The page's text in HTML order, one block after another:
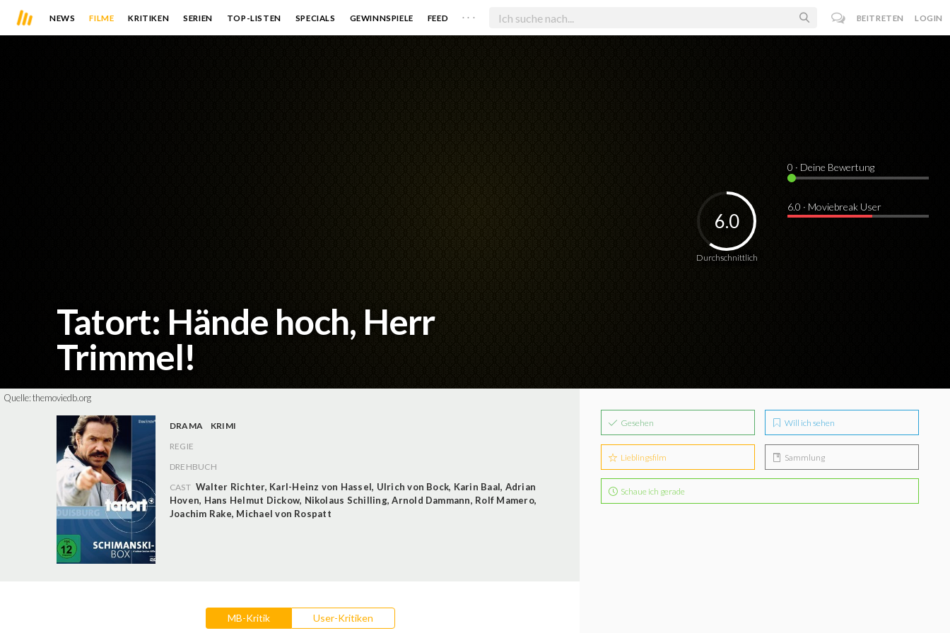
NEWS FILME KRITIKEN SERIEN TOP-LISTEN SPECIALS GEWINNSPIELE FEED . . . BEITRETEN LOGIN
Tatort: Hände hoch, Herr
Trimmel!
Durchschnittlich
6.0
0 · Deine Bewertung
6.0 · Moviebreak User
Quelle:themoviedb.org
DRAMA
KRIMI
REGIE
DREHBUCH
CAST Walter Richter, Karl-Heinz von Hassel, Ulrich von Bock, Karin Baal, Adrian
Hoven, Hans Helmut Dickow, Nikolaus Schilling,Arnold Dammann, Rolf Mamero,
Joachim Rake, Michael von Rospatt
MB-Kritik User-Kritiken
Gesehen Will ich sehen
Lieblingsfilm Sammlung
Schaue ich gerade